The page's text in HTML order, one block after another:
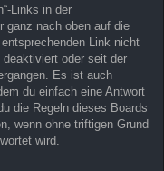
Links in der
ganz nach oben auf die
Link nicht
oder seit der
Es ist auch
du einfach eine Antwort
die Regeln dieses Boards
wenn ohne triftigen Grund
wird.